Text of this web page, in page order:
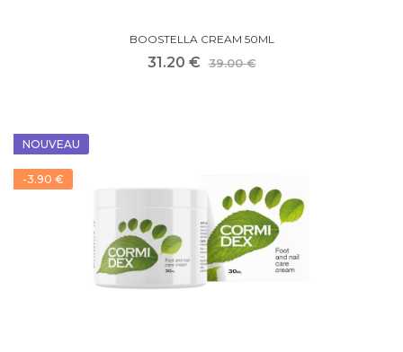
BOOSTELLA CREAM 50ML
31.20 € 39.00 €
NOUVEAU
-3.90 €